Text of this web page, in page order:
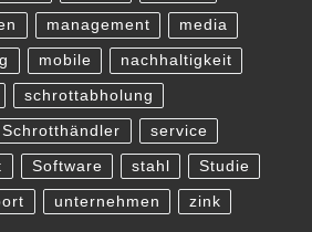
management media
mobile nachhaltigkeit
schrottabholung
Schrotthändler service
Software stahl Studie
unternehmen zink